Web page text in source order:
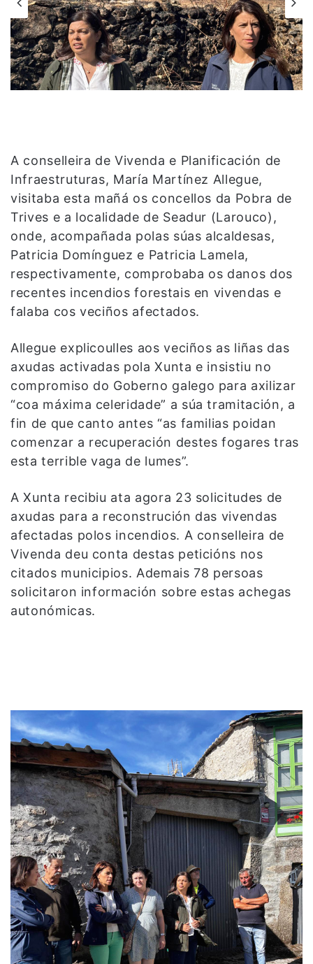
A conselleira de Vivenda e Planificación de
Infraestruturas, María Martínez Allegue,
visitaba esta mañá os concellos da Pobra de
Trives e a localidade de Seadur (Larouco),
onde, acompañada polas súas alcaldesas,
Patricia Domínguez e Patricia Lamela,
respectivamente, comprobaba os danos dos
recentes incendios forestais en vivendas e
falaba cos veciños afectados.
Allegue explicoulles aos veciños as liñas das
axudas activadas pola Xunta e insistiu no
compromiso do Goberno galego para axilizar
“coa máxima celeridade” a súa tramitación, a
fin de que canto antes “as familias poidan
comenzar a recuperación destes fogares tras
esta terrible vaga de lumes”.
A Xunta recibiu ata agora 23 solicitudes de
axudas para a reconstrución das vivendas
afectadas polos incendios. A conselleira de
Vivenda deu conta destas peticións nos
citados municipios. Ademais 78 persoas
solicitaron información sobre estas achegas
autonómicas.